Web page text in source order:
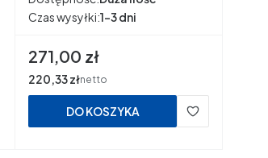
Czas wysyłki:1-3 dni
Cena
271,00 zł
Cena
220,33 złnetto
DO KOSZYKA